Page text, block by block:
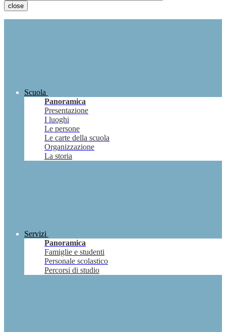
close
Scuola
Panoramica
Presentazione
I luoghi
Le persone
Le carte della scuola
Organizzazione
La storia
Servizi
Panoramica
Famiglie e studenti
Personale scolastico
Percorsi di studio